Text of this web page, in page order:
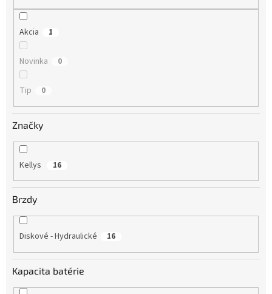
Akcia 1
Novinka 0
Tip 0
Značky
Kellys 16
Brzdy
Diskové - Hydraulické 16
Kapacita batérie